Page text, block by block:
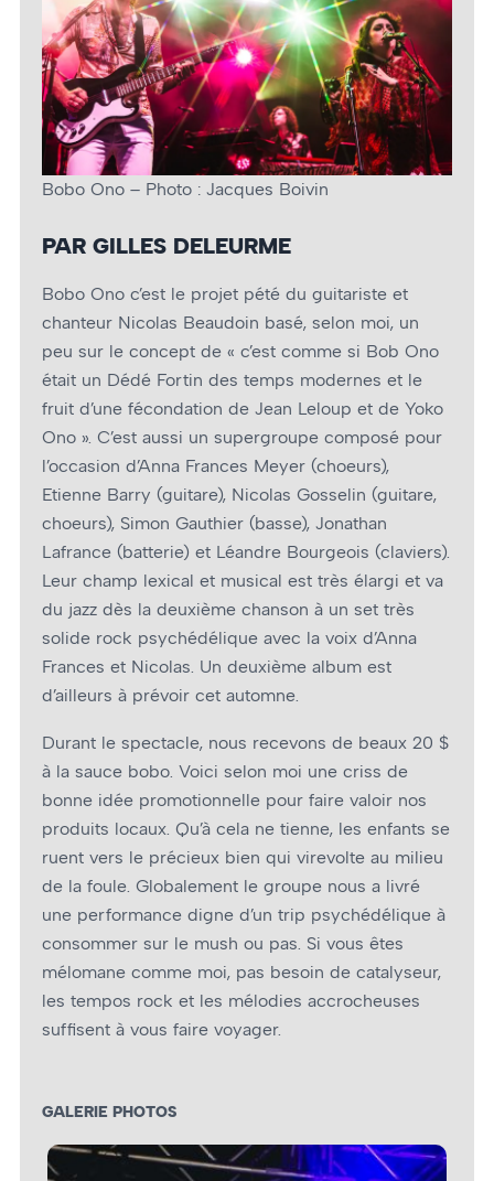
Bobo Ono – Photo : Jacques Boivin
PAR GILLES DELEURME
Bobo Ono c’est le projet pété du guitariste et
chanteur Nicolas Beaudoin basé, selon moi, un
peu sur le concept de « c’est comme si Bob Ono
était un Dédé Fortin des temps modernes et le
fruit d’une fécondation de Jean Leloup et de Yoko
Ono ». C’est aussi un supergroupe composé pour
l’occasion d’Anna Frances Meyer (choeurs),
Etienne Barry (guitare), Nicolas Gosselin (guitare,
choeurs), Simon Gauthier (basse), Jonathan
Lafrance (batterie) et Léandre Bourgeois (claviers).
Leur champ lexical et musical est très élargi et va
du jazz dès la deuxième chanson à un set très
solide rock psychédélique avec la voix d’Anna
Frances et Nicolas. Un deuxième album est
d’ailleurs à prévoir cet automne.
Durant le spectacle, nous recevons de beaux 20 $
à la sauce bobo. Voici selon moi une criss de
bonne idée promotionnelle pour faire valoir nos
produits locaux. Qu’à cela ne tienne, les enfants se
ruent vers le précieux bien qui virevolte au milieu
de la foule. Globalement le groupe nous a livré
une performance digne d’un trip psychédélique à
consommer sur le mush ou pas. Si vous êtes
mélomane comme moi, pas besoin de catalyseur,
les tempos rock et les mélodies accrocheuses
suffisent à vous faire voyager.
GALERIE PHOTOS